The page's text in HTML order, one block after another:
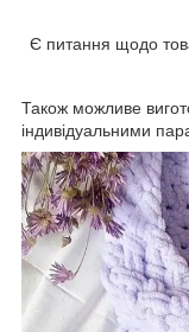
Є питання щодо
Також можливе
індивідуальними